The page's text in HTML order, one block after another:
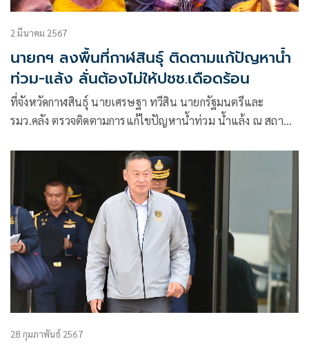
2 มีนาคม 2567
นายกฯ ลงพื้นที่กาฬสินธุ์ ติดตามแก้ปัญหาน้ำ
ท่วม-แล้ง ลั่นต้องไม่ให้ปชช.เดือดร้อน
ที่จังหวัดกาฬสินธุ์ นายเศรษฐา ทวีสิน นายกรัฐมนตรีและ
รมว.คลัง ตรวจติดตามการแก้ไขปัญหาน้ำท่วม น้ำแล้ง ณ สถานี
28 กุมภาพันธ์ 2567